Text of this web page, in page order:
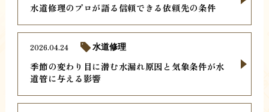
水道修理のプロが語る信頼できる依頼先の条件
季節の変わり目に潜む水漏れ原因と気象条件が水
道管に与える影響
2026.04.24 水道修理